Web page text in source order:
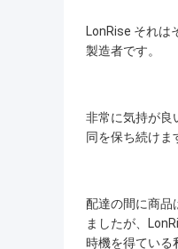
LonRise それは
製造者です。
非常に気持が良
同を保ち続けま
配達の間に商品
ましたが、
時機を得ている